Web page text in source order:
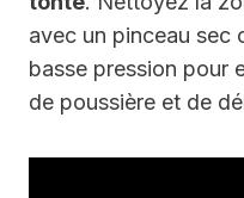
avec un pinceau sec
basse pression pour
de poussière et de